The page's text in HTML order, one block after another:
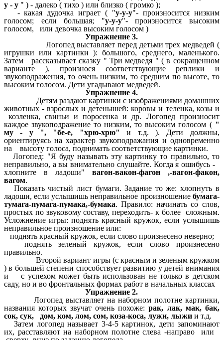
у - у " ) - далеко ( тихо ) или близко ( громко );
- какая дудочка играет ( "у-у-у"- произносится низким
голосом; если большая; "у-у-у"- произносится высоким
голосом, или девочка высоким голосом )
Упражнение 3.
Логопед выставляет перед детьми трех медведей (
игрушки или картинки ): большого, среднего, маленького.
Затем рассказывает сказку " Три медведя " ( в сокращенном
варианте ), произнося соответствующие реплики и
звукоподражения, то очень низким, то средним по высоте, то
высоким голосом. Дети угадывают медведей.
Упражнение 4.
Детям раздают картинки с изображениями домашних
животных - взрослых и детенышей: коровы и теленка, козы и
козленка, свиньи и поросенка и др. Логопед произносит
каждое звукоподражение то низким, то высоким голосом ( "
му - у ", "бе-е, "хрю-хрю"
и т.д. ). Дети должны,
ориентируясь на характер звукоподражания и одновременно
на высоту голоса, поднимать соответствующие картинки.
Логопед: "Я буду называть эту картинку то правильно, то
неправильно, а вы внимательно слушайте. Когда я ошибусь -
хлопните в ладоши" вагон-вакон-фагон ,-вагон-факон,
вагом.
Показать чистый лист бумаги. Задание то же: хлопнуть в
ладоши, если услышишь неправильное произношение бумага-
тумага-пумага-пумака,-бумака. Правило: начинать со слов,
простых по звуковому составу, переходить- к более сложным.
Усложнение игры: поднять красный кружок, если услышишь
неправильное произношение или:
поднять красный кружок, если слово произнесено неверно;
поднять зеленый кружок, если слово произнесено
правильно.
Второй вариант игры (с красным и зеленым кружком
) в большей степени способствует развитию у детей внимания
и с успехом может быть использован не только в детском
саду, но и во фронтальных формах работ в начальных классах
Упражнение 2.
Логопед выставляет на наборном полотне картинки,
названия которых звучат очень похоже:рак, лак, мак, бак,
сок, сук, дом, ком, лом, сом, коза-коса, лужи, лыжи и т.д.
Затем логопед называет 3-4-5 картинок, дети запоминают
их, расставляют на наборном полотне слева -направо или